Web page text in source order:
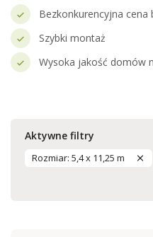
Bezkonkurencyjna
Szybki montaż
Wysoka jakość domów
Aktywne filtry
Rozmiar: 5,4 x 11,25 m